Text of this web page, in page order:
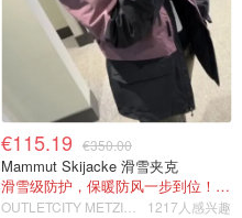
€115.19 €350.00
Mammut Skijacke 滑雪夹克
滑雪级防护，保暖防风一步到位！仅剩s！
1217人感兴趣